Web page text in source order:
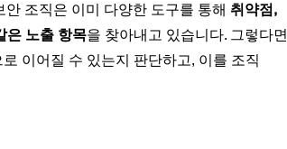
조직은 이미 다양한 도구를 통해 취약점,
은 노출 항목을 찾아내고 있습니다. 그렇다면
이어질 수 있는지 판단하고, 이를 조직